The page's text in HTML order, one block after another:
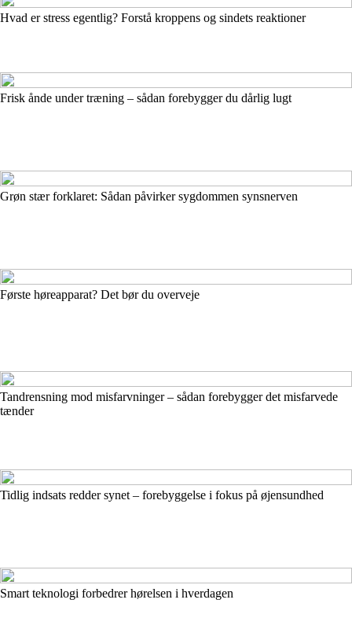
Hvad er stress egentlig? Forstå kroppens og sindets reaktioner
Frisk ånde under træning – sådan forebygger du dårlig lugt
Grøn stær forklaret: Sådan påvirker sygdommen synsnerven
Første høreapparat? Det bør du overveje
Tandrensning mod misfarvninger – sådan forebygger det misfarvede
tænder
Tidlig indsats redder synet – forebyggelse i fokus på øjensundhed
Smart teknologi forbedrer hørelsen i hverdagen